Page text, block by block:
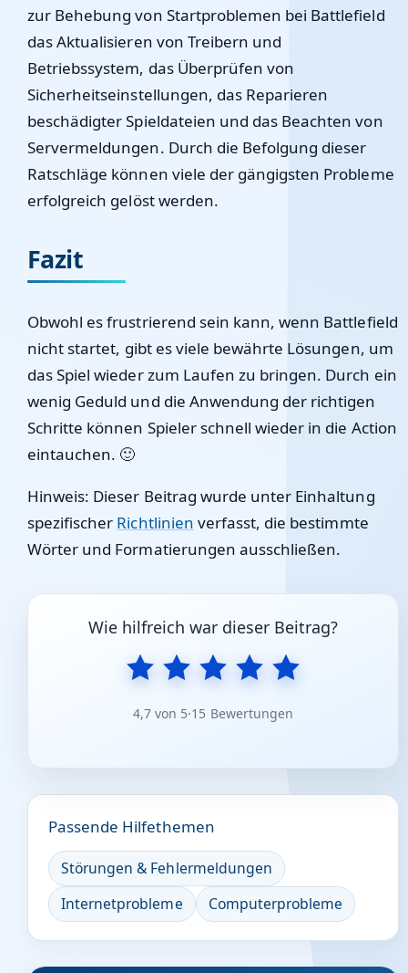
zur Behebung von Startproblemen bei Battlefield
das Aktualisieren von Treibern und
Betriebssystem, das Überprüfen von
Sicherheitseinstellungen, das Reparieren
beschädigter Spieldateien und das Beachten von
Servermeldungen. Durch die Befolgung dieser
Ratschläge können viele der gängigsten Probleme
erfolgreich gelöst werden.
Fazit
Obwohl es frustrierend sein kann, wenn Battlefield
nicht startet, gibt es viele bewährte Lösungen, um
das Spiel wieder zum Laufen zu bringen. Durch ein
wenig Geduld und die Anwendung der richtigen
Schritte können Spieler schnell wieder in die Action
eintauchen. 🙂
Hinweis: Dieser Beitrag wurde unter Einhaltung
spezifischer Richtlinien verfasst, die bestimmte
Wörter und Formatierungen ausschließen.
Wie hilfreich war dieser Beitrag?
4,7 von 5·15 Bewertungen
Passende Hilfethemen
Störungen & Fehlermeldungen
Internetprobleme
Computerprobleme